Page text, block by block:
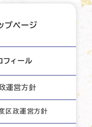
プページ
フィール
運営方針
区政運営方針